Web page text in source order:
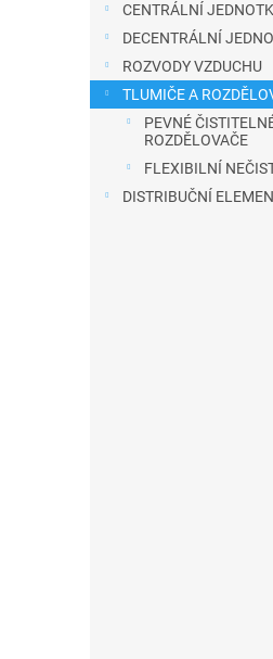
n
n
CENTRÁLNÍ
DECENTRÁLNÍ
ROZVODY VZDUCHU
TLUMIČE A
PEVNÉ
ROZDĚLOVAČE
FLEXIBILNÍ
DISTRIBUČNÍ